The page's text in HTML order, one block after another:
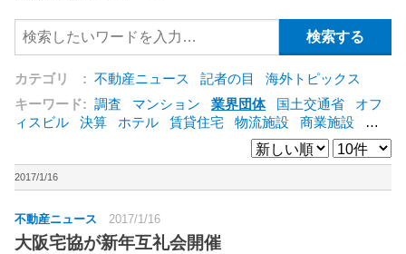
カテゴリ : 不動産ニュース 記者の目
海外トピックス
キーワード: 調査 マンション 業界団体 国土交通省
オフ
ィスビル
決算 ホテル 賃貸住宅 物流施設 商業施設
海
東急不動産 賃料
ア
野村不動産 ZEH [+]
2017/1/16
不動産ニュース 2017/1/16
大阪宅協が新年互礼会開催